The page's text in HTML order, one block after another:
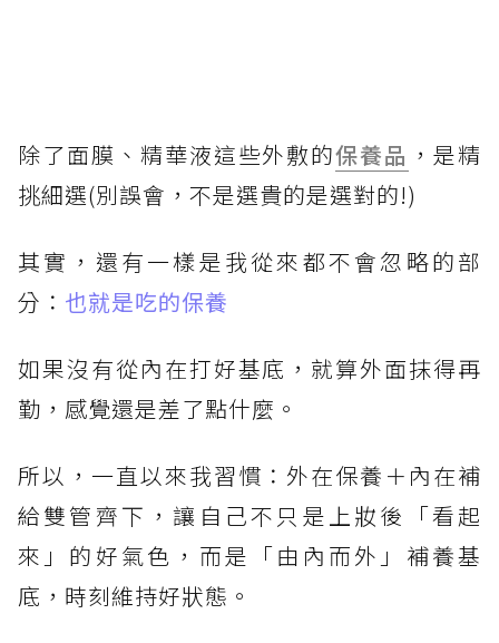
除了面膜、精華液這些外敷的保養品 ，是精
挑細選(別誤會，不是選貴的是選對的!)
其實，還有一樣是我從來都不會忽略的部
分： 也就是吃的保養
如果沒有從內在打好基底，就算外面抹得再
勤，感覺還是差了點什麼。
所以，一直以來我習慣：外在保養＋內在補
給雙管齊下，讓自己不只是上妝後「看起
來」的好氣色，而是「由內而外」補養基
底，時刻維持好狀態。